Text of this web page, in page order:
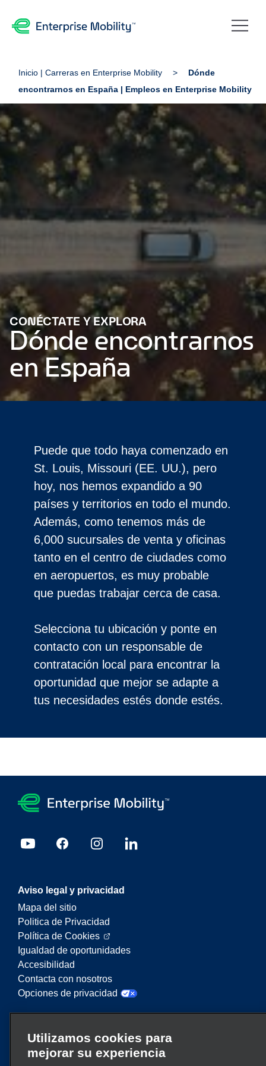
Inicio | Carreras en Enterprise Mobility
Dónde
encontrarnos en España | Empleos en Enterprise Mobility
CONÉCTATE Y EXPLORA
Dónde encontrarnos
en España
Puede que todo haya comenzado en
St. Louis, Missouri (EE. UU.), pero
hoy, nos hemos expandido a 90
países y territorios en todo el mundo.
Además, como tenemos más de
6,000 sucursales de venta y oficinas
tanto en el centro de ciudades como
en aeropuertos, es muy probable
que puedas trabajar cerca de casa.
Selecciona tu ubicación y ponte en
contacto con un responsable de
contratación local para encontrar la
oportunidad que mejor se adapte a
tus necesidades estés donde estés.
Aviso legal y privacidad
Mapa del sitio
Politica de Privacidad
Política de Cookies
Igualdad de oportunidades
Accesibilidad
Contacta con nosotros
Opciones de privacidad
servicios de movilidad. En este sitio web,
“Enterprise Mobility” se utiliza para hacer
Utilizamos cookies para
mejorar su experiencia